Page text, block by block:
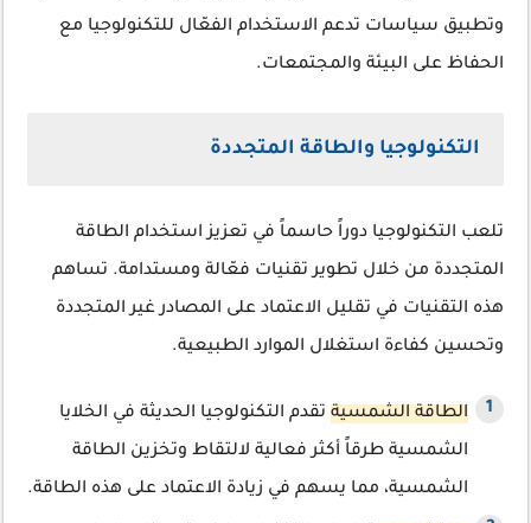
وتطبيق سياسات تدعم الاستخدام الفعّال للتكنولوجيا مع
الحفاظ على البيئة والمجتمعات.
التكنولوجيا والطاقة المتجددة
تلعب التكنولوجيا دوراً حاسماً في تعزيز استخدام الطاقة
المتجددة من خلال تطوير تقنيات فعّالة ومستدامة. تساهم
هذه التقنيات في تقليل الاعتماد على المصادر غير المتجددة
وتحسين كفاءة استغلال الموارد الطبيعية.
الطاقة الشمسية تقدم التكنولوجيا الحديثة في الخلايا
الشمسية طرقاً أكثر فعالية لالتقاط وتخزين الطاقة
الشمسية، مما يسهم في زيادة الاعتماد على هذه الطاقة.